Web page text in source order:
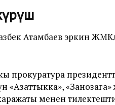
Атамбаев эркин
прокуратура
менен